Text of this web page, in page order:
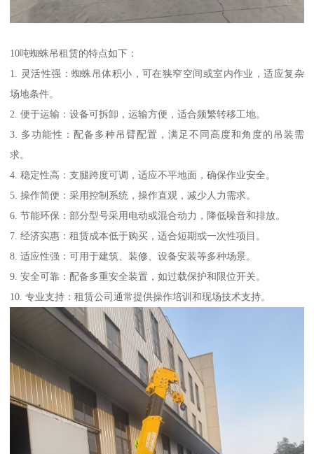
10吨蜘蛛吊租赁的特点如下：
1. 灵活性强：蜘蛛吊体积小，可在狭窄空间或室内作业，适应复杂
场地条件。
2. 便于运输：设备可拆卸，运输方便，适合频繁转移工地。
3. 多功能性：配备多种吊臂配置，满足不同高度和角度的吊装需
求。
4. 稳定性高：支腿跨度可调，适应不平地面，确保作业安全。
5. 操作简便：采用控制系统，操作直观，减少人力需求。
6. 节能环保：部分型号采用电动或混合动力，降低噪音和排放。
7. 经济实惠：租赁成本低于购买，适合短期或一次性项目。
8. 适应性强：可用于建筑、装修、设备安装等多种场景。
9. 安全可靠：配备多重安全装置，如过载保护和限位开关。
10. 专业支持：租赁公司通常提供操作培训和现场技术支持。